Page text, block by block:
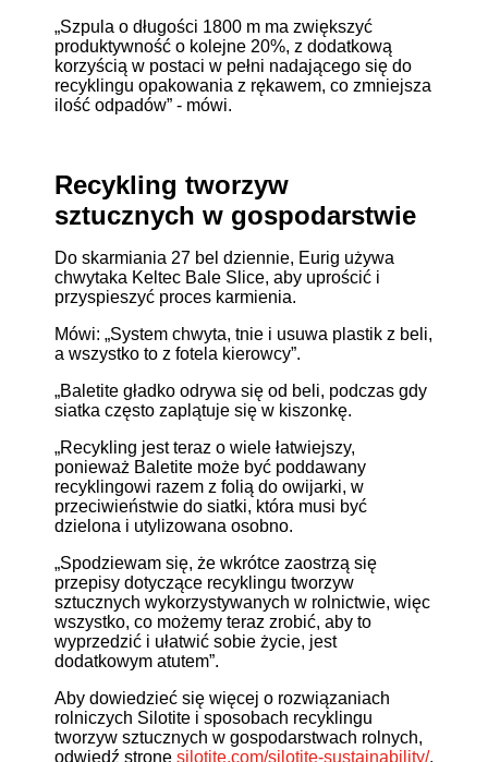
„Szpula o długości 1800 m ma zwiększyć
produktywność o kolejne 20%, z dodatkową
korzyścią w postaci w pełni nadającego się do
recyklingu opakowania z rękawem, co zmniejsza
ilość odpadów” - mówi.
Recykling tworzyw
sztucznych w gospodarstwie
Do skarmiania 27 bel dziennie, Eurig używa
chwytaka Keltec Bale Slice, aby uprościć i
przyspieszyć proces karmienia.
Mówi: „System chwyta, tnie i usuwa plastik z beli,
a wszystko to z fotela kierowcy”.
„Baletite gładko odrywa się od beli, podczas gdy
siatka często zaplątuje się w kiszonkę.
„Recykling jest teraz o wiele łatwiejszy,
ponieważ Baletite może być poddawany
recyklingowi razem z folią do owijarki, w
przeciwieństwie do siatki, która musi być
dzielona i utylizowana osobno.
„Spodziewam się, że wkrótce zaostrzą się
przepisy dotyczące recyklingu tworzyw
sztucznych wykorzystywanych w rolnictwie, więc
wszystko, co możemy teraz zrobić, aby to
wyprzedzić i ułatwić sobie życie, jest
dodatkowym atutem”.
Aby dowiedzieć się więcej o rozwiązaniach
rolniczych Silotite i sposobach recyklingu
tworzyw sztucznych w gospodarstwach rolnych,
odwiedź stronę silotite.com/silotite-sustainability/.